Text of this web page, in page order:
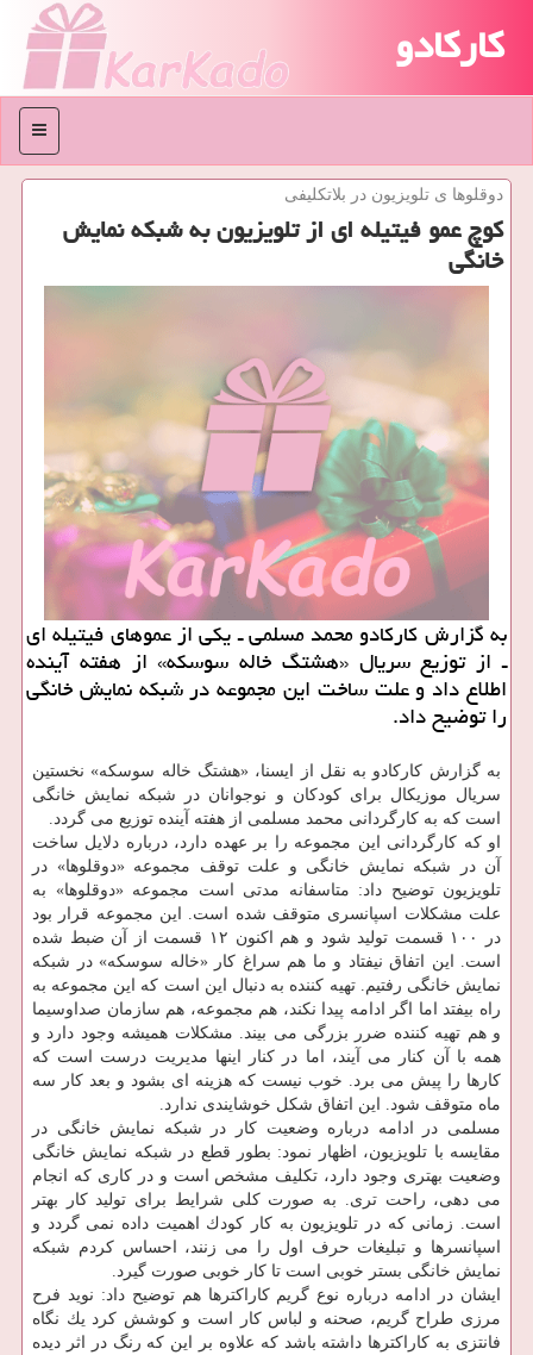
کارکادو
منو
دوقلوها ی تلویزیون در بلاتكلیفی
كوچ عمو فیتیله ای از تلویزیون به شبكه نمایش
خانگی
به گزارش كاركادو محمد مسلمی ـ یكی از عموهای فیتیله ای
ـ از توزیع سریال «هشتگ خاله سوسكه» از هفته آینده
اطلاع داد و علت ساخت این مجموعه در شبكه نمایش خانگی
را توضیح داد.
به گزارش كاركادو به نقل از ایسنا، «هشتگ خاله سوسكه» نخستین
سریال موزیكال برای كودكان و نوجوانان در شبكه نمایش خانگی
است كه به كارگردانی محمد مسلمی از هفته آینده توزیع می گردد.
او كه كارگردانی این مجموعه را بر عهده دارد، درباره دلایل ساخت
آن در شبكه نمایش خانگی و علت توقف مجموعه «دوقلوها» در
تلویزیون توضیح داد: متاسفانه مدتی است مجموعه «دوقلوها» به
علت مشكلات اسپانسری متوقف شده است. این مجموعه قرار بود
در ۱۰۰ قسمت تولید شود و هم اكنون ۱۲ قسمت از آن ضبط شده
است. این اتفاق نیفتاد و ما هم سراغ كار «خاله سوسكه» در شبكه
نمایش خانگی رفتیم. تهیه كننده به دنبال این است كه این مجموعه به
راه بیفتد اما اگر ادامه پیدا نكند، هم مجموعه، هم سازمان صداوسیما
و هم تهیه كننده ضرر بزرگی می بیند. مشكلات همیشه وجود دارد و
همه با آن كنار می آیند، اما در كنار اینها مدیریت درست است كه
كارها را پیش می برد. خوب نیست كه هزینه ای بشود و بعد كار سه
ماه متوقف شود. این اتفاق شكل خوشایندی ندارد.
مسلمی در ادامه درباره وضعیت كار در شبكه نمایش خانگی در
مقایسه با تلویزیون، اظهار نمود: بطور قطع در شبكه نمایش خانگی
وضعیت بهتری وجود دارد، تكلیف مشخص است و در كاری كه انجام
می دهی، راحت تری. به صورت كلی شرایط برای تولید كار بهتر
است. زمانی كه در تلویزیون به كار كودك اهمیت داده نمی گردد و
اسپانسرها و تبلیغات حرف اول را می زنند، احساس كردم شبكه
نمایش خانگی بستر خوبی است تا كار خوبی صورت گیرد.
ایشان در ادامه درباره نوع گریم كاراكترها هم توضیح داد: نوید فرح
مرزی طراح گریم، صحنه و لباس كار است و كوشش كرد یك نگاه
فانتزی به كاراكترها داشته باشد كه علاوه بر این كه رنگ در اثر دیده